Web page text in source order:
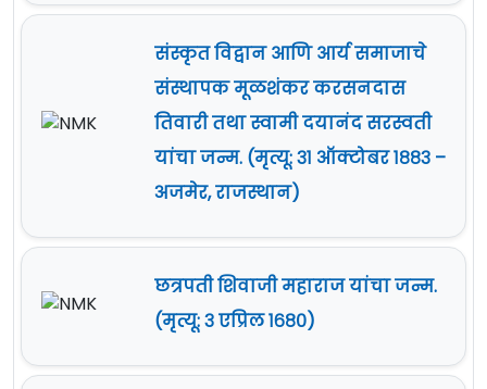
संस्कृत विद्वान आणि आर्य समाजाचे
संस्थापक मूळशंकर करसनदास
तिवारी तथा स्वामी दयानंद सरस्वती
यांचा जन्म. (मृत्यू: ३१ ऑक्टोबर १८८३ –
अजमेर, राजस्थान)
छत्रपती शिवाजी महाराज यांचा जन्म.
(मृत्यू: ३ एप्रिल १६८०)